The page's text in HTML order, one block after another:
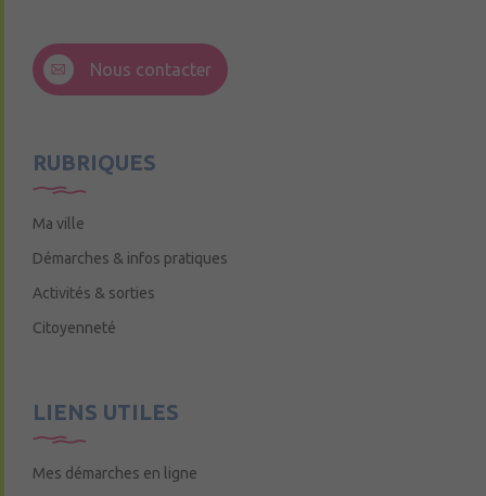
49220 Andigné
Nous contacter
RUBRIQUES
Ma ville
Démarches & infos pratiques
Activités & sorties
Citoyenneté
LIENS UTILES
Mes démarches en ligne